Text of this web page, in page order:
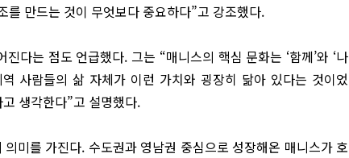
만드는 것이 무엇보다 중요하다”고 강조했다.
다는 점도 언급했다. 그는 “매니스의 핵심 문화는 ‘함께’와 ‘나
사람들의 삶 자체가 이런 가치와 굉장히 닮아 있다는 것이었
생각한다”고 설명했다.
미를 가진다. 수도권과 영남권 중심으로 성장해온 매니스가 호